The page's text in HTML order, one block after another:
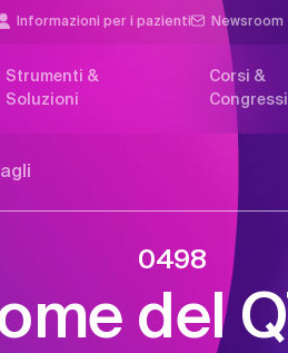
Informazioni per i pazienti Newsroom
Strumenti &
Soluzioni
Corsi &
Congressi
0498
del